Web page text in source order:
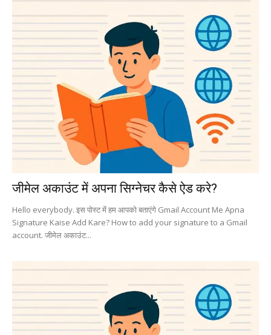
जीमेल अकाउंट में अपना सिग्नेचर कैसे ऐड करे?
Hello everybody. इस पोस्ट में हम आपको बताएंगे Gmail Account Me Apna
Signature Kaise Add Kare? How to add your signature to a Gmail
account. जीमेल अकाउंट...